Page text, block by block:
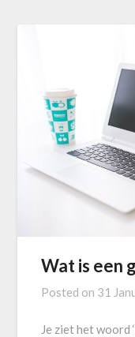
Wat is een
Posted on 31
Je ziet het woord